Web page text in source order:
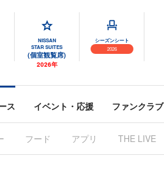
NISSAN
STAR SUITES
(個室観覧席)
2026年
シーズンシート
2026
ス イベント・応援 ファンクラブ
フード アプリ THE LIVE